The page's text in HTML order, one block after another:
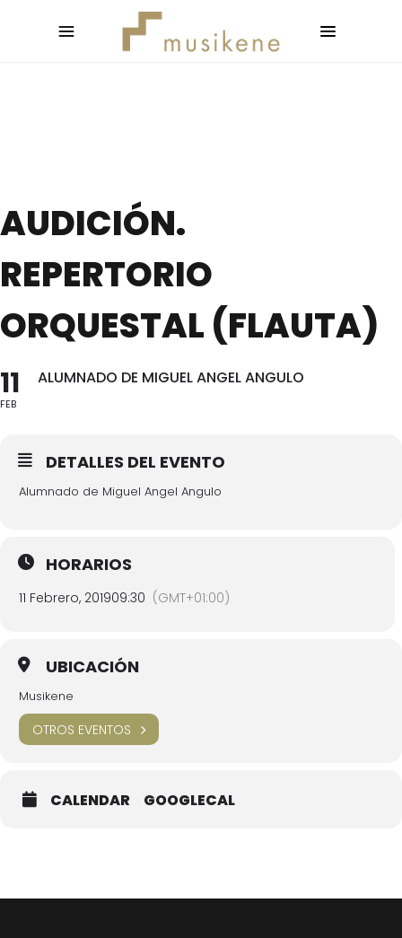
AUDICIÓN.
REPERTORIO
ORQUESTAL (FLAUTA)
11
FEB
ALUMNADO DE MIGUEL ANGEL ANGULO
DETALLES DEL EVENTO
Alumnado de Miguel Angel Angulo
HORARIOS
11 Febrero, 201909:30 (GMT+01:00)
UBICACIÓN
Musikene
OTROS EVENTOS
CALENDAR GOOGLECAL